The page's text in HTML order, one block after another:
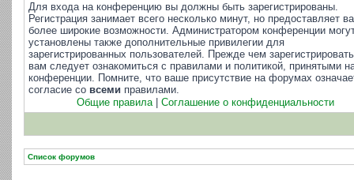
Для входа на конференцию вы должны быть зарегистрированы.
Регистрация занимает всего несколько минут, но предоставляет
более широкие возможности. Администратором конференции
установлены также дополнительные привилегии для
зарегистрированных пользователей. Прежде чем
вам следует ознакомиться с правилами и политикой, принятыми
конференции. Помните, что ваше присутствие на форумах
согласие со всеми правилами.
Общие правила| Соглашение о конфиденциальности
Список форумов